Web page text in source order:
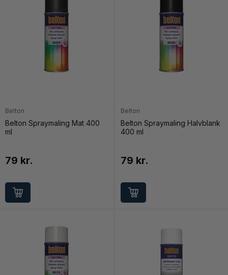
Belton
Belton Spraymaling Mat 400
ml
79 kr.
Belton
Belton Spraymaling Halvblank
400 ml
79 kr.